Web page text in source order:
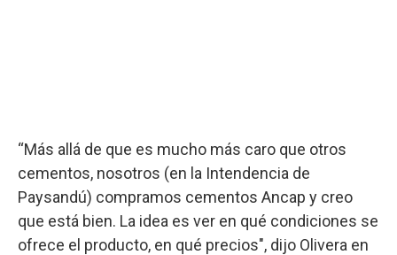
“Más allá de que es mucho más caro que otros
cementos, nosotros (en la Intendencia de
Paysandú) compramos cementos Ancap y creo
que está bien. La idea es ver en qué condiciones se
ofrece el producto, en qué precios", dijo Olivera en